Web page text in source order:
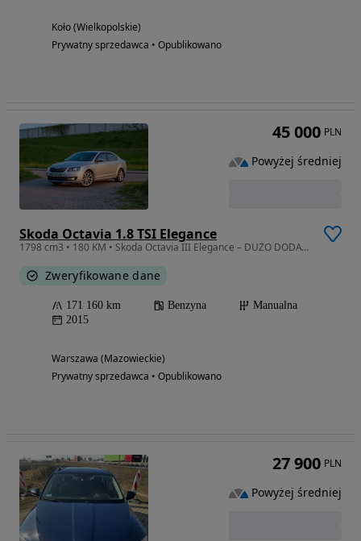
Koło (Wielkopolskie)
Prywatny sprzedawca • Opublikowano
Skoda Octavia 1.8 TSI Elegance
1798 cm3 • 180 KM • Skoda Octavia III Elegance – DUŻO DODATKÓW - Pewna Historia od nowości
Zweryfikowane dane
171 160 km Benzyna
Manualna
2015
Warszawa (Mazowieckie)
Prywatny sprzedawca • Opublikowano
45 000 PLN
Powyżej średniej
27 900 PLN
Powyżej średniej